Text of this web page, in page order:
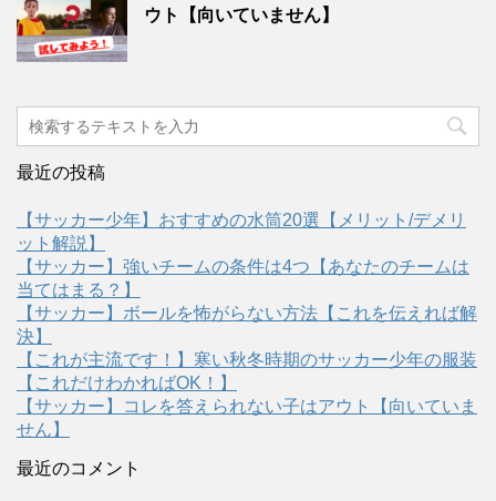
ウト【向いていません】
最近の投稿
【サッカー少年】おすすめの水筒20選【メリット/デメリ
ット解説】
【サッカー】強いチームの条件は4つ【あなたのチームは
当てはまる？】
【サッカー】ボールを怖がらない方法【これを伝えれば解
決】
【これが主流です！】寒い秋冬時期のサッカー少年の服装
【これだけわかればOK！】
【サッカー】コレを答えられない子はアウト【向いていま
せん】
最近のコメント